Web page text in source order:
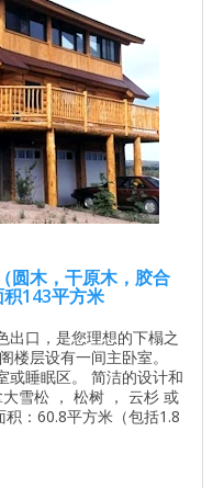
圆木，干原木，胶合
积143平方米
出口，是您理想的下榻之
楼层设有一间主卧室。
或睡眠区。 简洁的设计和
雪松 ， 松树 ， 云杉 或
：60.8平方米（包括1.8
了解基地的价格 独立计
房屋 - 找出价格 木屋的